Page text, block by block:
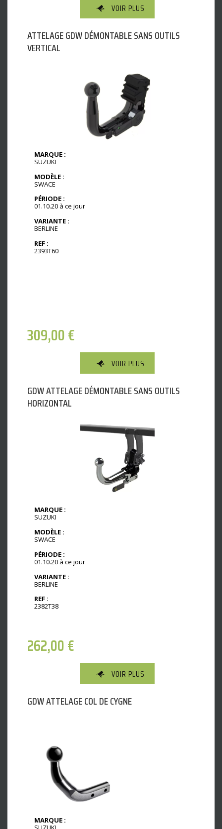
VOIR PLUS
ATTELAGE GDW DÉMONTABLE SANS OUTILS
VERTICAL
MARQUE :
SUZUKI
MODÈLE :
SWACE
PÉRIODE :
01.10.20 à ce jour
VARIANTE :
BERLINE
REF :
2393T60
309,00€
VOIR PLUS
GDW ATTELAGE DÉMONTABLE SANS OUTILS
HORIZONTAL
MARQUE :
SUZUKI
MODÈLE :
SWACE
PÉRIODE :
01.10.20 à ce jour
VARIANTE :
BERLINE
REF :
2382T38
262,00€
VOIR PLUS
GDW ATTELAGE COL DE CYGNE
MARQUE :